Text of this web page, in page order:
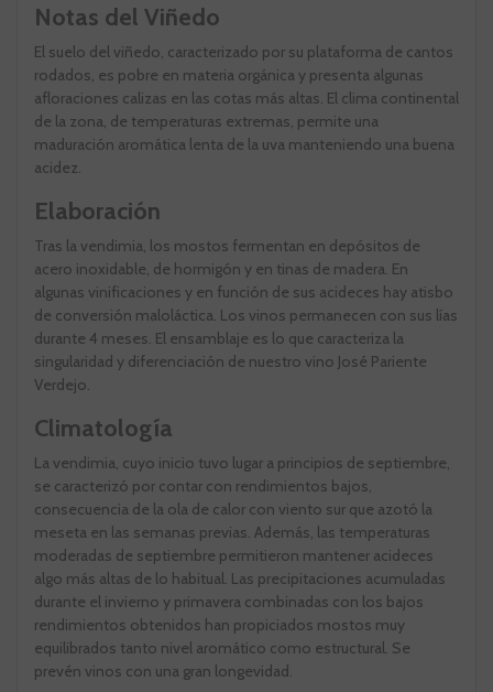
Notas del Viñedo
El suelo del viñedo, caracterizado por su plataforma de cantos
rodados, es pobre en materia orgánica y presenta algunas
afloraciones calizas en las cotas más altas. El clima continental
de la zona, de temperaturas extremas, permite una
maduración aromática lenta de la uva manteniendo una buena
acidez.
Elaboración
Tras la vendimia, los mostos fermentan en depósitos de
acero inoxidable, de hormigón y en tinas de madera. En
algunas vinificaciones y en función de sus acideces hay atisbo
de conversión maloláctica. Los vinos permanecen con sus lías
durante 4 meses. El ensamblaje es lo que caracteriza la
singularidad y diferenciación de nuestro vino José Pariente
Verdejo.
Climatología
La vendimia, cuyo inicio tuvo lugar a principios de septiembre,
se caracterizó por contar con rendimientos bajos,
consecuencia de la ola de calor con viento sur que azotó la
meseta en las semanas previas. Además, las temperaturas
moderadas de septiembre permitieron mantener acideces
algo más altas de lo habitual. Las precipitaciones acumuladas
durante el invierno y primavera combinadas con los bajos
rendimientos obtenidos han propiciados mostos muy
equilibrados tanto nivel aromático como estructural. Se
prevén vinos con una gran longevidad.